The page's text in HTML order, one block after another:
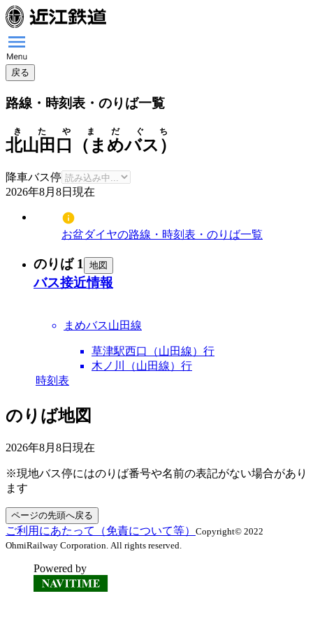
戻る
路線・時刻表・のりば一覧
北山田口（まめバス）
きたやまだぐち
降車バス停
2026年8月8日 現在
お盆ダイヤの路線・時刻表・のりば一覧
のりば 1 地図
バス接近情報
まめバス山田線
草津駅西口（山田線）行
木ノ川（山田線）行
時刻表
のりば地図
2026年8月8日 現在
※現地バス停にはのりば番号や名前の表記がない場合があり
ます
ページの先頭へ戻る
ご利用にあたって（免責について等） Copyright© 2022
OhmiRailway Corporation. All rights reserved.
Powered by